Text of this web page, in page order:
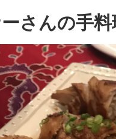
さんの手